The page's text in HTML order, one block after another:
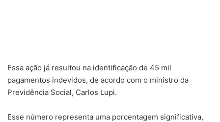
Essa ação já resultou na identificação de 45 mil
pagamentos indevidos, de acordo com o ministro da
Previdência Social, Carlos Lupi.
Esse número representa uma porcentagem significativa,